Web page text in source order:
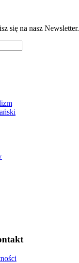
się na nasz Newsletter.